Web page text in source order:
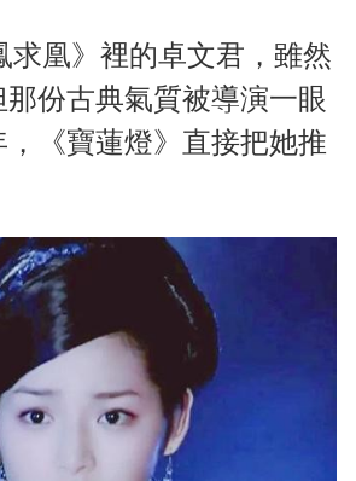
求凰》裡的卓文君，雖然
那份古典氣質被導演一眼
《寶蓮燈》直接把她推